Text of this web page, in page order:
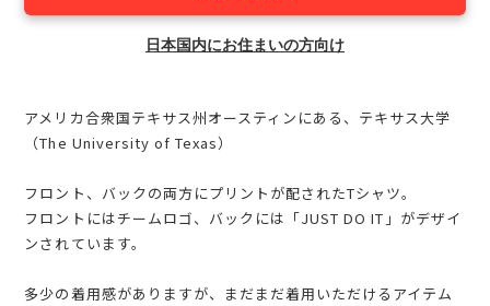
日本国内にお住まいの方向け
アメリカ合衆国テキサス州オースティンにある、テキサス大学
（The University of Texas）
フロント、バックの両方にプリントが配されたTシャツ。
フロントにはチームロゴ、バックには「JUST DO IT」がデザイ
ンされています。
多少の着用感がありますが、まだまだ着用いただけるアイテム